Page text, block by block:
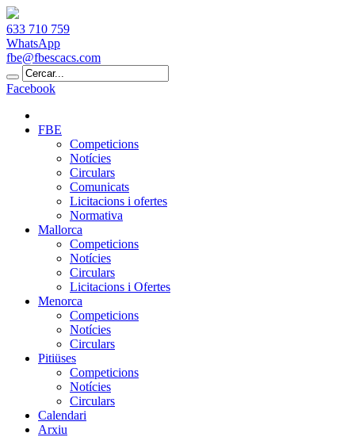
633 710 759
WhatsApp
fbe@fbescacs.com
Facebook
FBE
Competicions
Notícies
Circulars
Comunicats
Licitacions i ofertes
Normativa
Mallorca
Competicions
Notícies
Circulars
Licitacions i Ofertes
Menorca
Competicions
Notícies
Circulars
Pitiüses
Competicions
Notícies
Circulars
Calendari
Arxiu